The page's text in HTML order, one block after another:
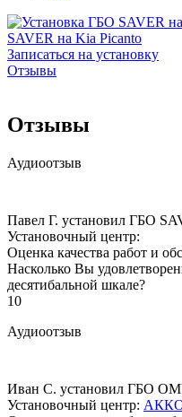
SAVER на Kia Picanto
Записаться на установку
Отзывы
Отзывы
Аудиоотзыв
Павел Г. установил ГБО
Установочный центр:
Оценка качества работ и
Насколько Вы
десятибальной шкале?
10
Аудиоотзыв
Иван С. установил ГБО
Установочный центр: